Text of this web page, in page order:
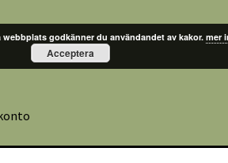
godkänner du användandet av kakor.mer
Acceptera